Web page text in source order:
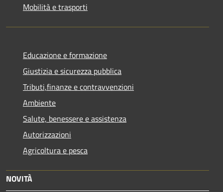
Mobilità e trasporti
Educazione e formazione
Giustizia e sicurezza pubblica
Tributi,finanze e contravvenzioni
Ambiente
Salute, benessere e assistenza
Autorizzazioni
Agricoltura e pesca
NOVITÀ